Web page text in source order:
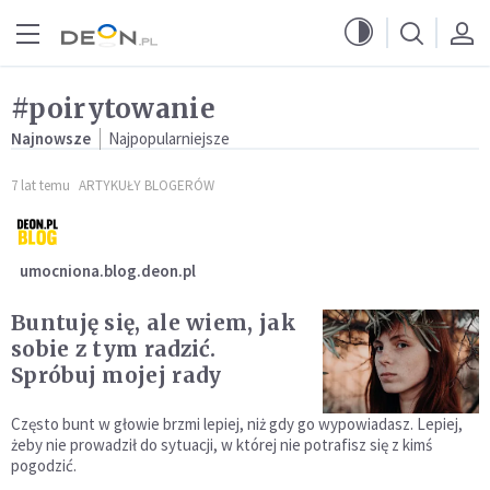
#poirytowanie
Najnowsze Najpopularniejsze
7 lat temu ARTYKUŁY BLOGERÓW
umocniona.blog.deon.pl
Buntuję się, ale wiem, jak
sobie z tym radzić.
Spróbuj mojej rady
Często bunt w głowie brzmi lepiej, niż gdy go wypowiadasz. Lepiej,
żeby nie prowadził do sytuacji, w której nie potrafisz się z kimś
pogodzić.